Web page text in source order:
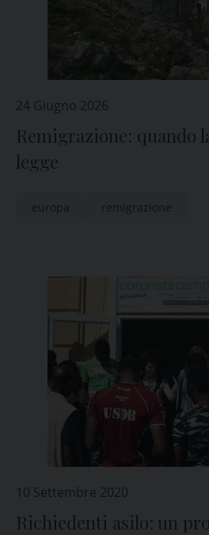
24 Giugno 2026
Remigrazione: quando
legge
europa remigrazione
10 Settembre 2020
Richiedenti asilo: un